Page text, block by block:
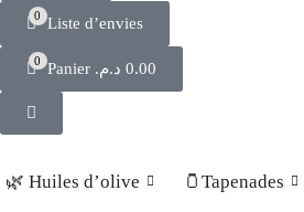
0 Liste d’envies
0 Panier 0.00 د.م.
🌿 Huiles d’olive 🫙Tapenades